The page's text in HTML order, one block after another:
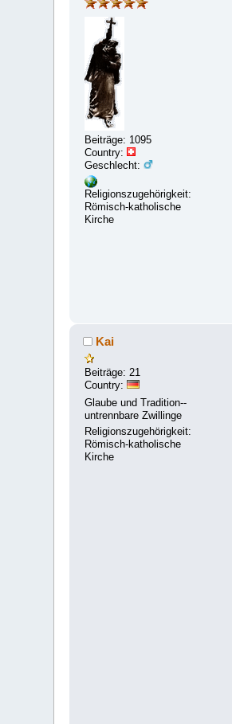
Beiträge: 1095
Country:
Geschlecht:
Religionszugehörigkeit:
Römisch-katholische
Kirche
Kai
Beiträge: 21
Country:
Glaube und Tradition--
untrennbare Zwillinge
Religionszugehörigkeit:
Römisch-katholische
Kirche